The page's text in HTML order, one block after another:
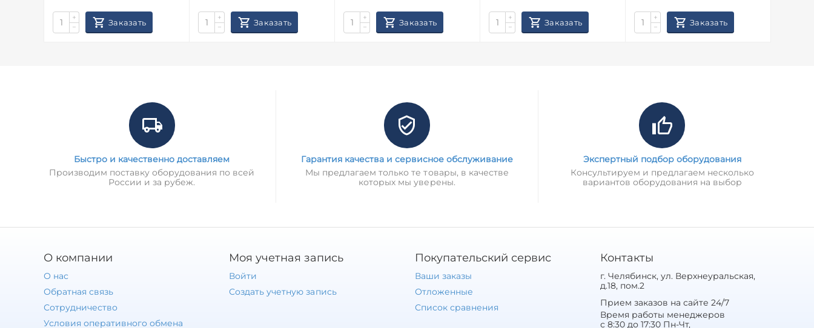
+
−
Заказать
+
−
Заказать
+
−
Заказать
+
−
Заказать
+
−
Заказать
Быстро и качественно доставляем
Производим поставку оборудования по всей
России и за рубеж.
Гарантия качества и сервисное обслуживание
Мы предлагаем только те товары, в качестве
которых мы уверены.
Экспертный подбор оборудования
Консультируем и предлагаем несколько
вариантов оборудования на выбор
О компании
О нас
Обратная связь
Сотрудничество
Условия оперативного обмена
Моя учетная запись
Войти
Создать учетную запись
Покупательский сервис
Ваши заказы
Отложенные
Список сравнения
Контакты
г. Челябинск, ул. Верхнеуральская,
д.18, пом.2
Прием заказов на сайте 24/7
Время работы менеджеров
с 8:30 до 17:30 Пн-Чт,